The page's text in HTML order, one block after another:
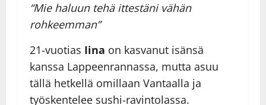
“Mie haluun tehä ittestäni vähän
rohkeemman”
21-vuotias Iina on kasvanut isänsä
kanssa Lappeenrannassa, mutta asuu
tällä hetkellä omillaan Vantaalla ja
työskentelee sushi-ravintolassa.